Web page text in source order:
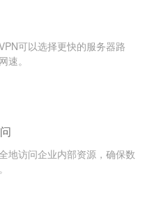
可以选择更快的服务器路
速。
地访问企业内部资源，确保数